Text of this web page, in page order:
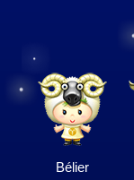
Bélier